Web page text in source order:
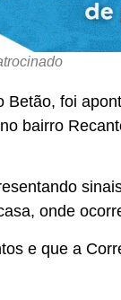
foi
bairro
onde
e que a